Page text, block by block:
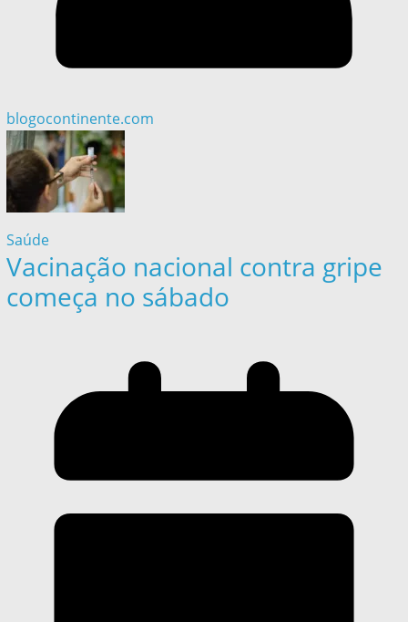
blogocontinente.com
Saúde
Vacinação nacional contra gripe
começa no sábado